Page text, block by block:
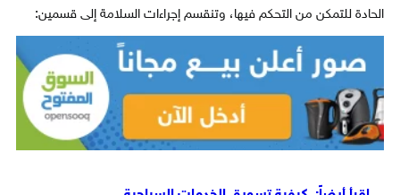
الحادة للتمكن من التحكم فيها، وتنقسم إجراءات السلامة إلى قسمين: